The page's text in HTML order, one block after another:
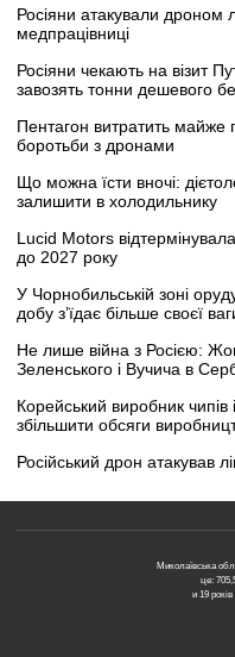
Росіяни атакували дроном
медпрацівниці
Росіяни чекають на візит
завозять тонни дешевого
Пентагон витратить майже
боротьби з дронами
Що можна їсти вночі:
залишити в холодильнику
Lucid Motors
до 2027 року
У Чорнобильській зоні
добу з’їдає більше своєї
Не лише війна з Росією:
Зеленського і Вучича в
Корейський виробник
збільшити обсяги
Російський дрон атакував
Миколаївська
це:
и 19